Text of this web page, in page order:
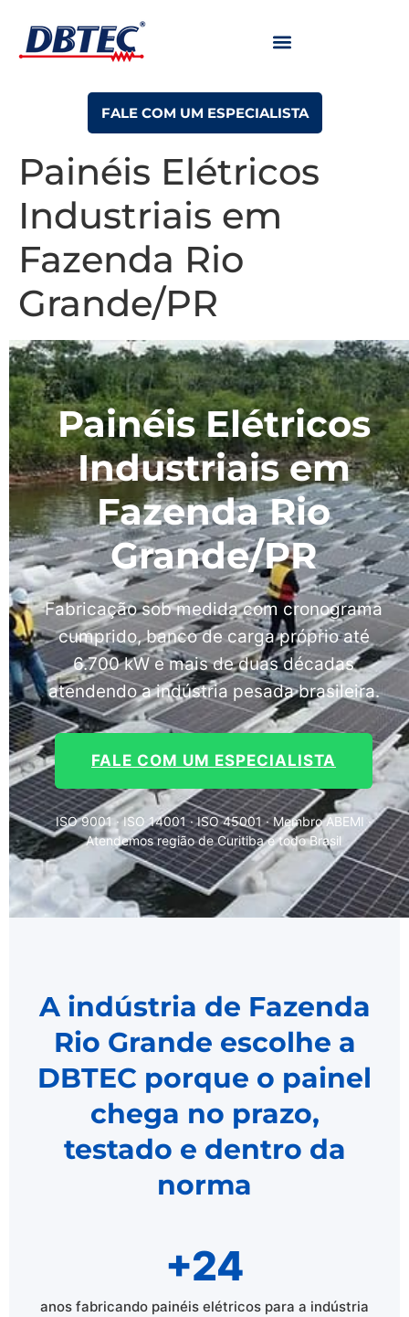
FALE COM UM ESPECIALISTA
Painéis Elétricos
Industriais em
Fazenda Rio
Grande/PR
Painéis Elétricos
Industriais em
Fazenda Rio
Grande/PR
Fabricação sob medida com cronograma
cumprido, banco de carga próprio até
6.700 kW e mais de duas décadas
atendendo a indústria pesada brasileira.
FALE COM UM ESPECIALISTA
ISO 9001 · ISO 14001 · ISO 45001 · Membro ABEMI ·
Atendemos região de Curitiba e todo Brasil
A indústria de Fazenda
Rio Grande escolhe a
DBTEC porque o painel
chega no prazo,
testado e dentro da
norma
+24
anos fabricando painéis elétricos para a indústria